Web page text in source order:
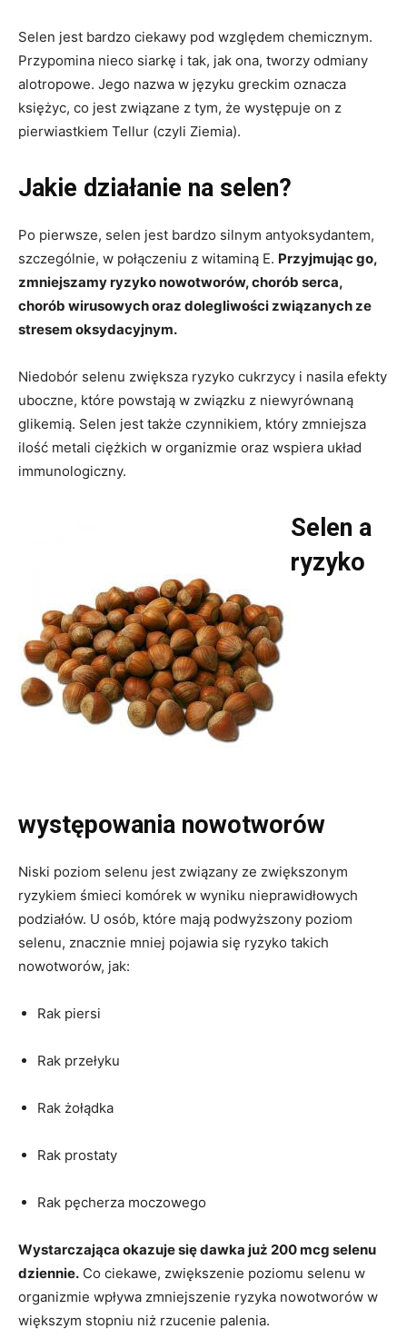
Selen jest bardzo ciekawy pod względem chemicznym.
Przypomina nieco siarkę i tak, jak ona, tworzy odmiany
alotropowe. Jego nazwa w języku greckim oznacza
księżyc, co jest związane z tym, że występuje on z
pierwiastkiem Tellur (czyli Ziemia).
Jakie działanie na selen?
Po pierwsze, selen jest bardzo silnym antyoksydantem,
szczególnie, w połączeniu z witaminą E. Przyjmując go,
zmniejszamy ryzyko nowotworów, chorób serca,
chorób wirusowych oraz dolegliwości związanych ze
stresem oksydacyjnym.
Niedobór selenu zwiększa ryzyko cukrzycy i nasila efekty
uboczne, które powstają w związku z niewyrównaną
glikemią. Selen jest także czynnikiem, który zmniejsza
ilość metali ciężkich w organizmie oraz wspiera układ
immunologiczny.
Selen a
ryzyko
występowania nowotworów
Niski poziom selenu jest związany ze zwiększonym
ryzykiem śmieci komórek w wyniku nieprawidłowych
podziałów. U osób, które mają podwyższony poziom
selenu, znacznie mniej pojawia się ryzyko takich
nowotworów, jak:
Rak piersi
Rak przełyku
Rak żołądka
Rak prostaty
Rak pęcherza moczowego
Wystarczająca okazuje się dawka już 200 mcg selenu
dziennie. Co ciekawe, zwiększenie poziomu selenu w
organizmie wpływa zmniejszenie ryzyka nowotworów w
większym stopniu niż rzucenie palenia.